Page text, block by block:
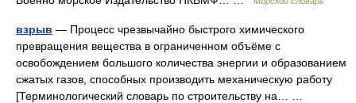
взрыв — Процесс чрезвычайно быстрого химического
превращения вещества в ограниченном объёме с
освобождением большого количества энергии и образованием
сжатых газов, способных производить механическую работу
[Терминологический словарь по строительству на… …